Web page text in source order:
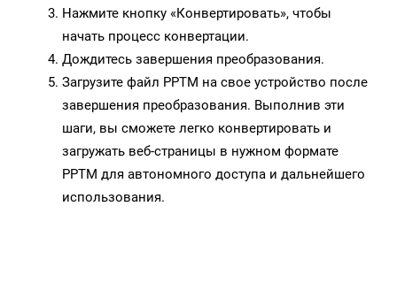
Нажмите кнопку «Конвертировать», чтобы
начать процесс конвертации.
Дождитесь завершения преобразования.
Загрузите файл PPTM на свое устройство после
завершения преобразования. Выполнив эти
шаги, вы сможете легко конвертировать и
загружать веб-страницы в нужном формате
PPTM для автономного доступа и дальнейшего
использования.